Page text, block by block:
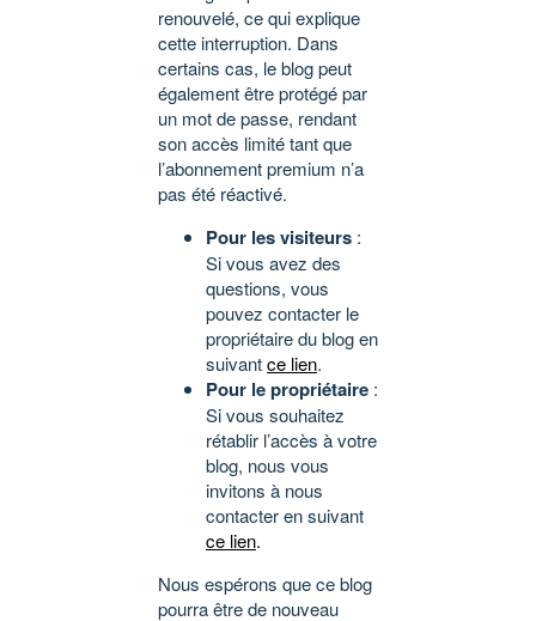
renouvelé, ce qui explique
cette interruption. Dans
certains cas, le blog peut
également être protégé par
un mot de passe, rendant
son accès limité tant que
l’abonnement premium n’a
pas été réactivé.
Pour les visiteurs :
Si vous avez des
questions, vous
pouvez contacter le
propriétaire du blog en
suivantce lien.
Pour le propriétaire :
Si vous souhaitez
rétablir l’accès à votre
blog, nous vous
invitons à nous
contacter en suivant
ce lien.
Nous espérons que ce blog
pourra être de nouveau